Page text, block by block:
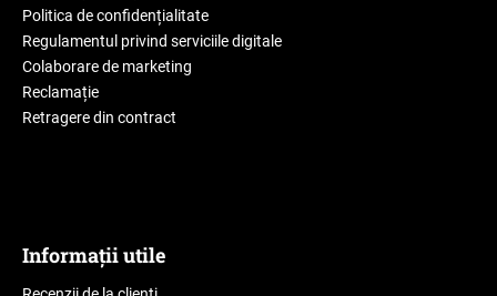
Politica de confidențialitate
Regulamentul privind serviciile digitale
Colaborare de marketing
Reclamație
Retragere din contract
Informații utile